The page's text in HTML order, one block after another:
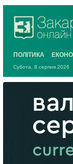
ПОЛІТИКА
Субота, 8 серпня 2026